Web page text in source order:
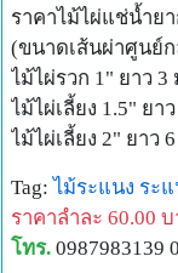
ราคาไม้ไผ่แช่น้ำย
(ขนาดเส้นผ่าศูนย์ก
ไม้ไผ่รวก 1" ยาว 3
ไม้ไผ่เลี้ยง 1.5" ยา
ไม้ไผ่เลี้ยง 2" ยาว
ว่ากันว่าบางอย่าง
ลูกค้าหลายท่านมัก
ตกแต่ง ผลที่ได้หลั
และมีผงมอดร่วงก
Tag:ไม้ระแนง ระ
ราคาลำละ 60.00
โทร. 0987983139